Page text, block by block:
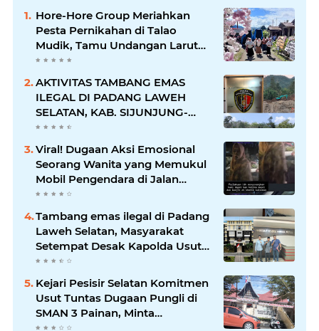
Hore-Hore Group Meriahkan
Pesta Pernikahan di Talao
Mudik, Tamu Undangan Larut
dalam Suasana Penuh
AKTIVITAS TAMBANG EMAS
ILEGAL DI PADANG LAWEH
SELATAN, KAB. SIJUNJUNG-
SUMBAR SEMAKIN
Viral! Dugaan Aksi Emosional
Seorang Wanita yang Memukul
Mobil Pengendara di Jalan
Khatib Sulaiman
Tambang emas ilegal di Padang
Laweh Selatan, Masyarakat
Setempat Desak Kapolda Usut
Tuntas
Kejari Pesisir Selatan Komitmen
Usut Tuntas Dugaan Pungli di
SMAN 3 Painan, Minta
Inspektorat Sumbar Lakukan